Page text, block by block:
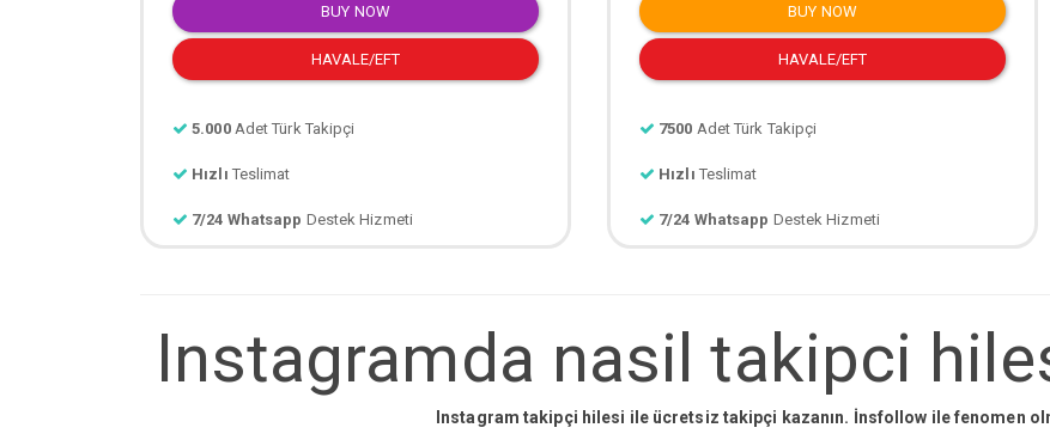
BUY NOW
HAVALE/EFT
5.000 Adet Türk Takipçi
Hızlı Teslimat
7/24 Whatsapp Destek Hizmeti
BUY NOW
HAVALE/EFT
7500 Adet Türk Takipçi
Hızlı Teslimat
7/24 Whatsapp Destek Hizmeti
Instagramda nasil takipci
Instagram takipçi hilesi ile ücretsiz takipçi kazanın. İnsfollow ile fenomen